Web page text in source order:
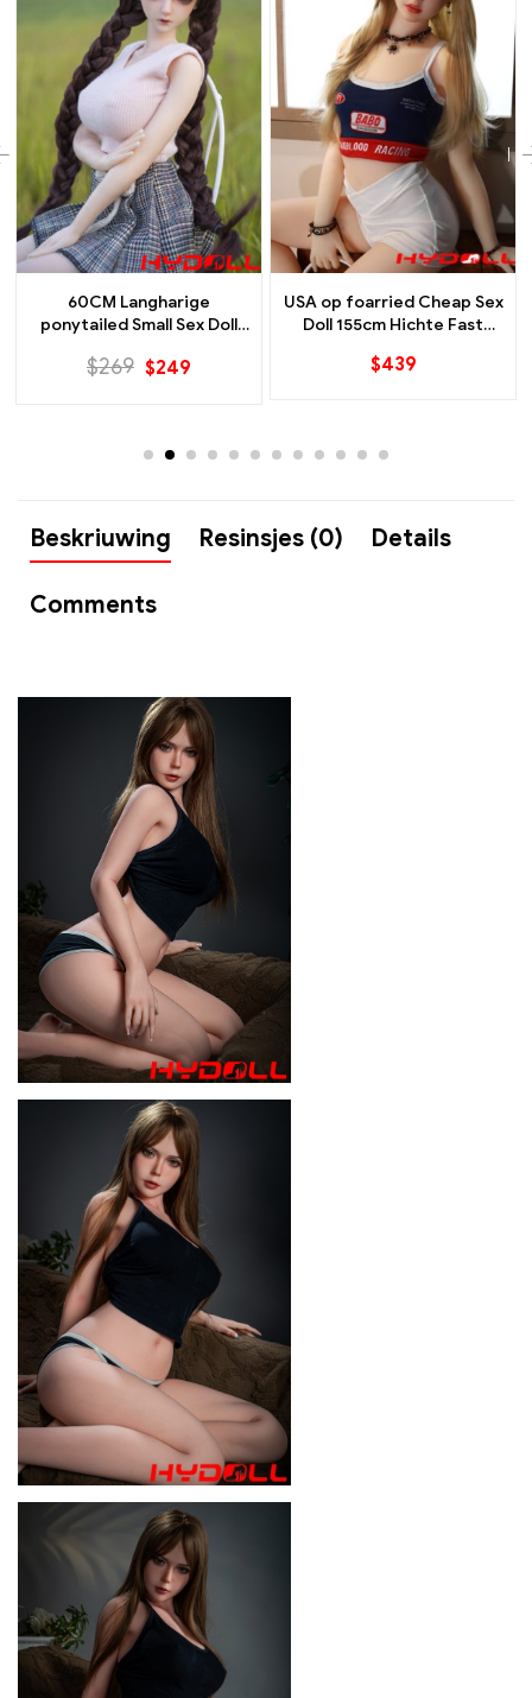
60CM Langharige
ponytailed Small Sex Doll
$269 $249
USA op foarried Cheap Sex
Doll 155cm Hichte Fast
$439
Beskriuwing Resinsjes (0) Details
Comments